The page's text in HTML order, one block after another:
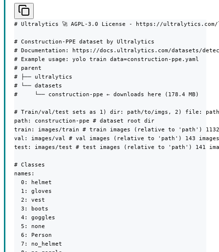
# Ultralytics 🚀 AGPL-3.0 License - https://ultralytics.com/
# Construction-PPE dataset by Ultralytics
# Documentation: https://docs.ultralytics.com/datasets/
# Example usage: yolo train data=construction-ppe.yaml
# parent
# ├── ultralytics
# └── datasets
#     └── construction-ppe ← downloads here (178.4 MB)
# Train/val/test sets as 1) dir: path/to/imgs, 2) file:
path: construction-ppe # dataset root dir
train: images/train # train images (relative to 'path') 1132
val: images/val # val images (relative to 'path') 143 images
test: images/test # test images (relative to 'path') 141
# Classes
names:
  0: helmet
  1: gloves
  2: vest
  3: boots
  4: goggles
  5: none
  6: Person
  7: no_helmet